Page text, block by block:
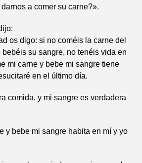
a comer su carne?».
os digo: si no coméis la carne del
su sangre, no tenéis vida en
mi carne y bebe mi sangre tiene
en el último día.
comida, y mi sangre es verdadera
y bebe mi sangre habita en mí y yo